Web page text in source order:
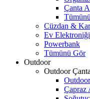
Çanta
Cüzdan &
Ev Elektroniği
Powerbank
Tümünü Gör
Outdoor
Outdoor Çanta
Outdoor
Çapraz